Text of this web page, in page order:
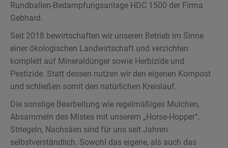
Rundballen-Bedampfungsanlage HDC 1500 der Firma
Gebhard.
Seit 2018 bewirtschaften wir unseren Betrieb im Sinne
einer ökologischen Landwirtschaft und verzichten
komplett auf Mineraldünger sowie Herbizide und
Pestizide. Statt dessen nutzen wir den eigenen Kompost
und schließen somit den natürlichen Kreislauf.
Die sonstige Bearbeitung wie regelmäßiges Mulchen,
Absammeln des Mistes mit unserem „Horse-Hopper“,
Striegeln, Nachsäen sind für uns seit Jahren
selbstverständlich. Sowohl das eigene, als auch das